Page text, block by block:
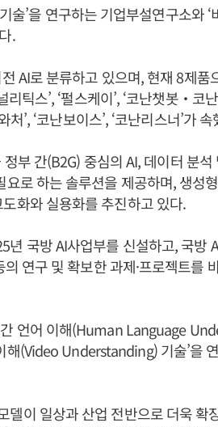
술’을 연구하는 기업부설연구소와
.
AI로 분류하고 있으며, 현재 8제품
틱스’, ‘펄스케이’, ‘코난챗봇‧코
’, ‘코난보이스’, ‘코난리스너’가
부 간(B2G) 중심의 AI, 데이터 분석
로 하는 솔루션을 제공하며, 생성
화와 실용화를 추진하고 있다.
국방 AI사업부를 신설하고, 국방
연구 및 확보한 과제·프로젝트를
언어 이해(Human Language
해(Video Understanding) 기술’을
델이 일상과 산업 전반으로 더욱 확